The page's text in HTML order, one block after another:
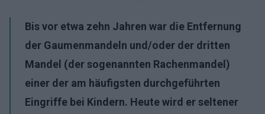
Bis vor etwa zehn Jahren war die Entfernung
der Gaumenmandeln und/oder der dritten
Mandel (der sogenannten Rachenmandel)
einer der am häufigsten durchgeführten
Eingriffe bei Kindern. Heute wird er seltener